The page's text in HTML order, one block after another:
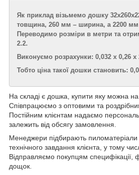
Як приклад візьмемо дошку
товщина, 260 мм – ширина, а 2200
Переводимо розміри в метри та
2.2.
Виконуємо розрахунки: 0,032 х 0,26
Тобто ціна такої дошки становить:
На складі є дошка, купити яку можна на
Співпрацюємо з оптовими та
Постійним клієнтам надаємо
залежить від обсягу замовлення.
Менеджери підбирають пиломатеріали
технічного завдання клієнта, у тому
Відправляємо покупцям специфікації,
дощок.